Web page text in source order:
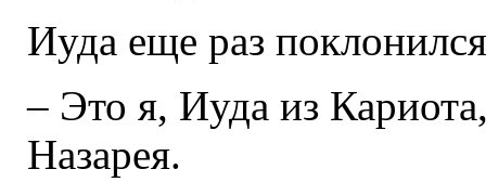
Иуда еще раз
– Это я, Иуда из
Назарея.